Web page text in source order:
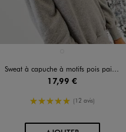
Sweat à capuche à motifs pois pailletés fille
17,99 €
5/5 de moyenne
(12 avis)